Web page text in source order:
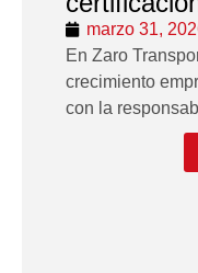
marzo 31,
En Zaro
crecimiento
con la